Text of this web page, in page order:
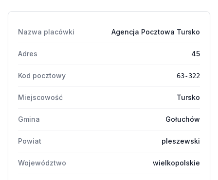
Nazwa placówki Agencja Pocztowa Tursko
Adres 45
Kod pocztowy 63-322
Miejscowość Tursko
Gmina Gołuchów
Powiat pleszewski
Województwo wielkopolskie